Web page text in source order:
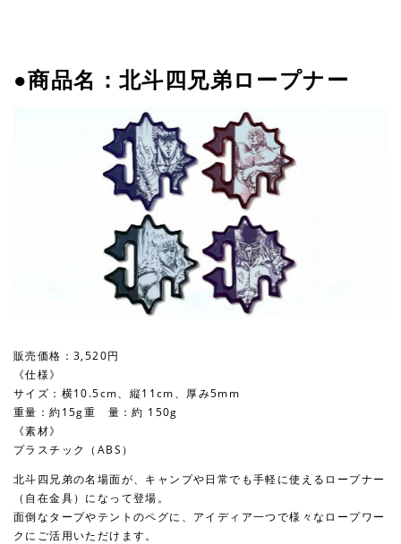
●商品名：北斗四兄弟ロープナー
販売価格：3,520円
《仕様》
サイズ：横10.5cm、縦11cm、厚み5mm
重量：約15g重 量：約 150g
《素材》
プラスチック（ABS）
北斗四兄弟の名場面が、キャンプや日常でも手軽に使えるロープナー
（自在金具）になって登場。
面倒なタープやテントのペグに、アイディア一つで様々なロープワー
クにご活用いただけます。